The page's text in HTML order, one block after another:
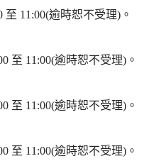
至 11:00(逾時恕不受理)。
至 11:00(逾時恕不受理)。
至 11:00(逾時恕不受理)。
至 11:00(逾時恕不受理)。